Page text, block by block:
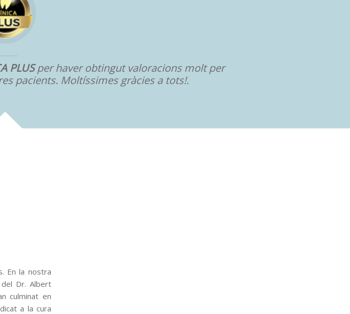
PLUSper haver obtingut valoracions molt per
pacients. Moltíssimes gràcies a tots!.
En la nostra
Dr. Albert
culminat en
a la cura